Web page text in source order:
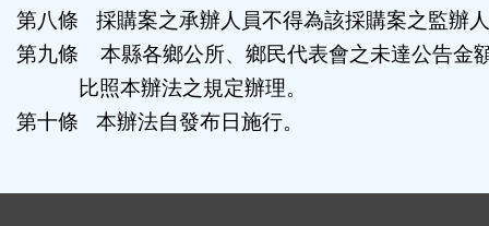
第八條
採購案之承辦人員不得為該採購案之監辦
第九條 本縣各鄉公所、鄉民代表會之未達公告金
比照本辦法之規定辦理。
第十條
本辦法自發布日施行。